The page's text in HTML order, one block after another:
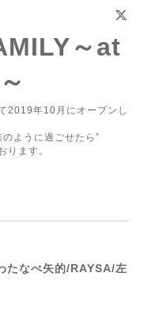
～at
2019年10月にオープンし
ように過ごせたら”
ります。
たなべ矢的/RAYSA/左